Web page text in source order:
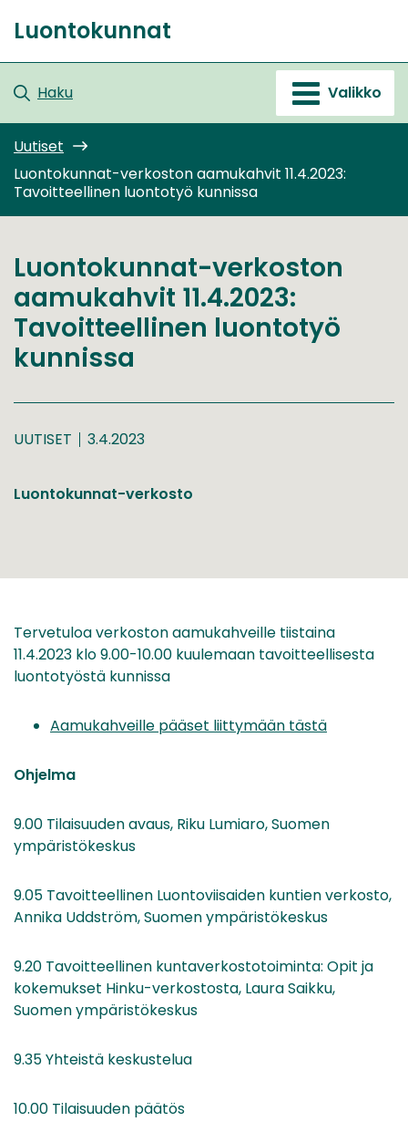
sisältöön
Etusivu
Luontokunnat
Haku Valikko
Uutiset
Luontokunnat-verkoston aamukahvit 11.4.2023:
Tavoitteellinen luontotyö kunnissa
Luontokunnat-verkoston
aamukahvit 11.4.2023:
Tavoitteellinen luontotyö
kunnissa
UUTISET 3.4.2023
Luontokunnat-verkosto
Tervetuloa verkoston aamukahveille tiistaina
11.4.2023 klo 9.00-10.00 kuulemaan tavoitteellisesta
luontotyöstä kunnissa
Aamukahveille pääset liittymään tästä
Ohjelma
9.00 Tilaisuuden avaus, Riku Lumiaro, Suomen
ympäristökeskus
9.05 Tavoitteellinen Luontoviisaiden kuntien verkosto,
Annika Uddström, Suomen ympäristökeskus
9.20 Tavoitteellinen kuntaverkostotoiminta: Opit ja
kokemukset Hinku-verkostosta, Laura Saikku,
Suomen ympäristökeskus
9.35 Yhteistä keskustelua
10.00 Tilaisuuden päätös